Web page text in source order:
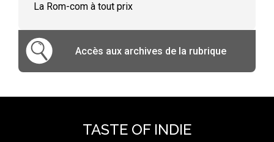
La Rom-com à tout prix
Accès aux archives de la rubrique
TASTE OF INDIE